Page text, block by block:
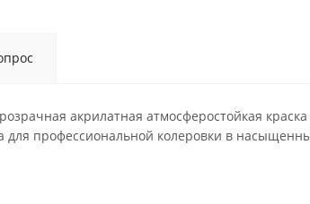
акрилатная атмосферостойкая
для профессиональной колеровки в